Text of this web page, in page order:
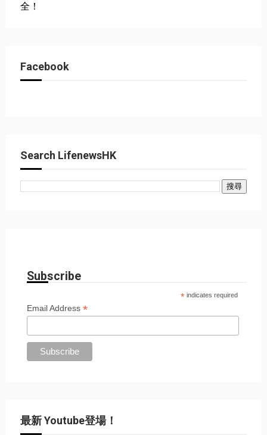
全！
Facebook
Search LifenewsHK
Subscribe
* indicates required
Email Address*
最新 Youtube登場！